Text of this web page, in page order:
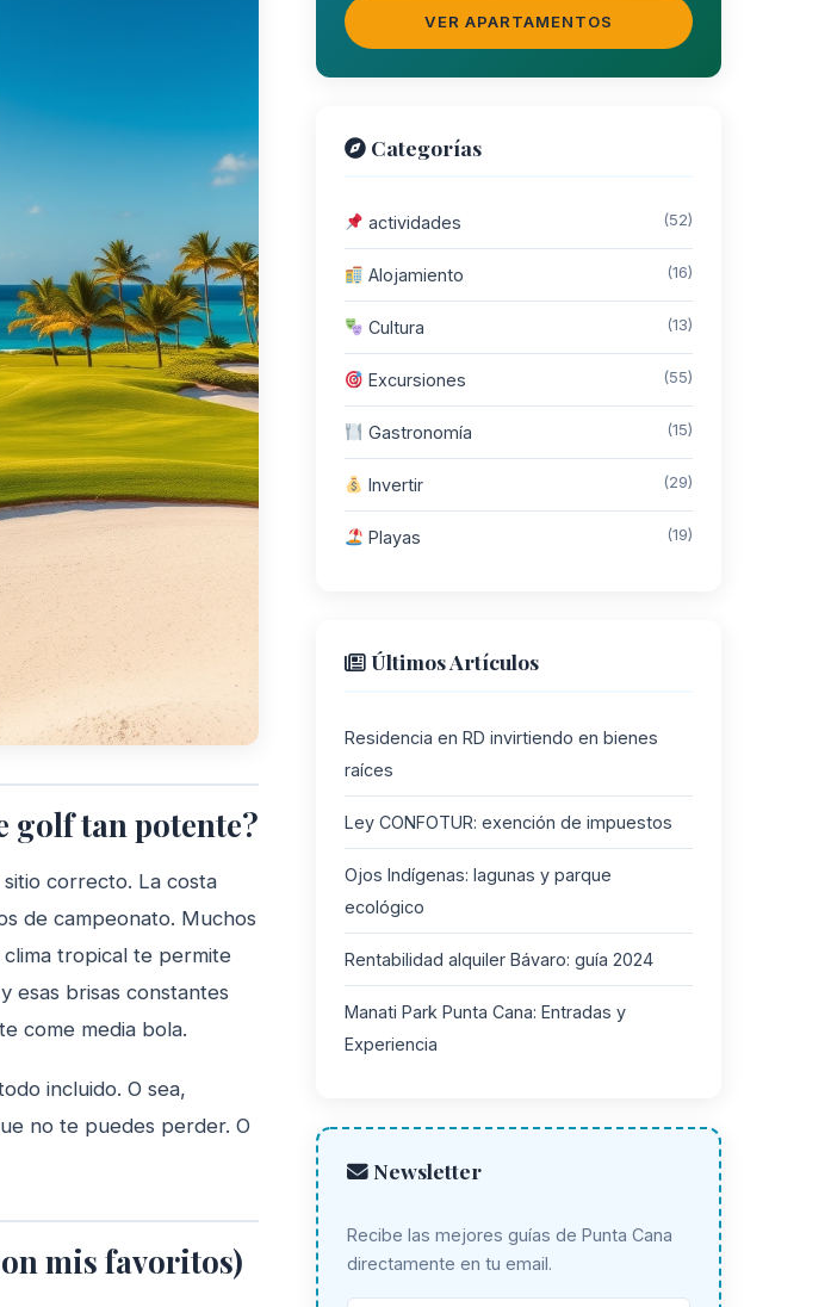
golf tan potente?
correcto. La costa
de campeonato. Muchos
clima tropical te permite
esas brisas constantes
come media bola.
incluido. O sea,
no te puedes perder. O
mis favoritos)
VER APARTAMENTOS
Categorías
actividades (52)
Alojamiento (16)
Cultura (13)
Excursiones (55)
Gastronomía (15)
Invertir (29)
Playas (19)
Últimos Artículos
Residencia en RD invirtiendo en bienes
raíces
Ley CONFOTUR: exención de impuestos
Ojos Indígenas: lagunas y parque
ecológico
Rentabilidad alquiler Bávaro: guía 2024
Manati Park Punta Cana: Entradas y
Experiencia
Newsletter
Recibe las mejores guías de Punta Cana
directamente en tu email.